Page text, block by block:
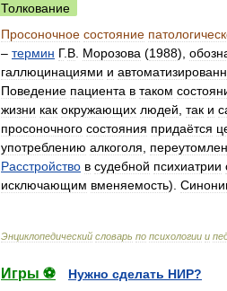
Толкование
Просоночное состояние
– термин Г.В Морозова (1988),
галлюцинациями и
Поведение пациента в таком
жизни как окружающих людей так и
просоночного состояния придаётся
употреблению алкоголя
Расстройство в судебной психиатрии
исключающим вменяемость).
Энциклопедический словарь по психологии и
Игры ⚽
Нужно сделать НИР?